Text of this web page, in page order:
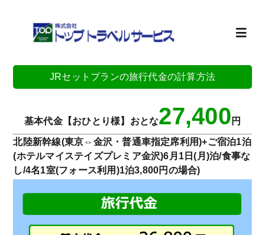
旅行計画
お知らせ
会社案内
JRセットプランの旅行代金の計算方法
基本代金【おひとり様】おとな27,400 円
北陸新幹線(東京⇔金沢・普通車指定席利用)+ご宿泊1泊
(ホテルマイステイズプレミア金沢)6月1日(月)泊/食事な
し/4名1室(フォース利用)1泊3,800円の場合)